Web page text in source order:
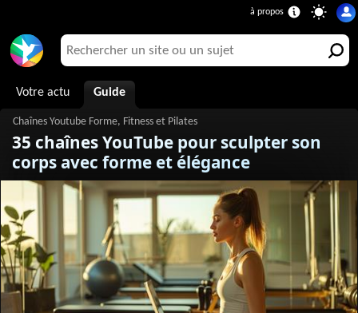
Votre actu Guide
35 chaînes YouTube pour sculpter son
corps avec forme et élégance